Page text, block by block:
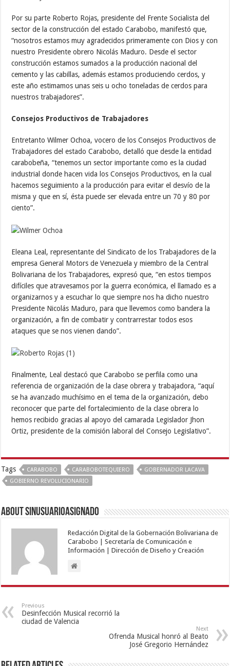
Por su parte Roberto Rojas, presidente del Frente Socialista del
sector de la construcción del estado Carabobo, manifestó que,
“nosotros estamos muy agradecidos primeramente con Dios y con
nuestro Presidente obrero Nicolás Maduro. Desde el sector
construcción estamos sumados a la producción nacional del
cemento y las cabillas, además estamos produciendo cerdos, y
este año estimamos unas seis u ocho toneladas de cerdos para
nuestros trabajadores”.
Consejos Productivos de Trabajadores
Entretanto Wilmer Ochoa, vocero de los Consejos Productivos de
Trabajadores del estado Carabobo, detalló que desde la entidad
carabobeña, “tenemos un sector importante como es la ciudad
industrial donde hacen vida los Consejos Productivos, en la cual
hacemos seguimiento a la producción para evitar el desvío de la
misma y que en sí, ésta puede ser elevada entre un 70 y 80 por
ciento”.
Eleana Leal, representante del Sindicato de los Trabajadores de la
empresa General Motors de Venezuela y miembro de la Central
Bolivariana de los Trabajadores, expresó que, “en estos tiempos
difíciles que atravesamos por la guerra económica, el llamado es a
organizarnos y a escuchar lo que siempre nos ha dicho nuestro
Presidente Nicolás Maduro, para que llevemos como bandera la
organización, a fin de combatir y contrarrestar todos esos
ataques que se nos vienen dando”.
Finalmente, Leal destacó que Carabobo se perfila como una
referencia de organización de la clase obrera y trabajadora, “aquí
se ha avanzado muchísimo en el tema de la organización, debo
reconocer que parte del fortalecimiento de la clase obrera lo
hemos recibido gracias al apoyo del camarada Legislador Jhon
Ortiz, presidente de la comisión laboral del Consejo Legislativo”.
Tags CARABOBO CARABOBOTEQUIERO
GOBERNADOR LACAVA
GOBIERNO REVOLUCIONARIO
About sinusuarioasignado
Redacción Digital de la Gobernación Bolivariana de
Carabobo | Secretaría de Comunicación e
Información | Dirección de Diseño y Creación
Previous
Desinfección Musical recorrió la
ciudad de Valencia
Next
Ofrenda Musical honró al Beato
José Gregorio Hernández